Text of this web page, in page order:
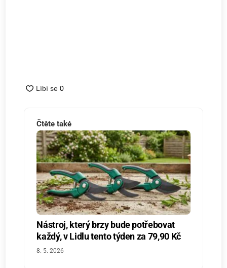
Čtěte také
Nástroj, který brzy bude potřebovat
každý, v Lidlu tento týden za 79,90 Kč
8. 5. 2026